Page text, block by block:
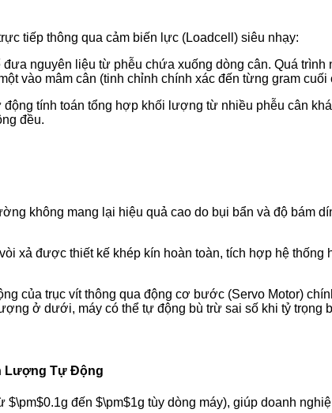
tiếp thông qua cảm biến lực (Loadcell) siêu nhạy:
nguyên liệu từ phễu chứa xuống dòng cân. Quá
vào mâm cân (tinh chỉnh chính xác đến từng gram cuối
tính toán tổng hợp khối lượng từ nhiều phễu cân
đều.
không mang lại hiệu quả cao do bụi bẩn và độ bám
xả được thiết kế khép kín hoàn toàn, tích hợp hệ
của trục vít thông qua động cơ bước (Servo Motor)
ở dưới, máy có thể tự động bù trừ sai số khi tỷ trọng
Lượng Tự Động
$\pm$0.1g đến $\pm$1g tùy dòng máy), giúp doanh